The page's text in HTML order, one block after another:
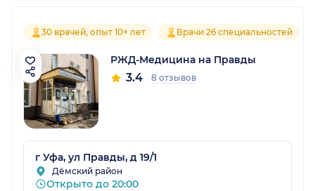
30 врачей, опыт 10+ лет Врачи 26 специальностей
РЖД-Медицина на Правды
3.4 8 отзывов
г Уфа, ул Правды, д 19/1
Дёмский район
Открыто до 20:00